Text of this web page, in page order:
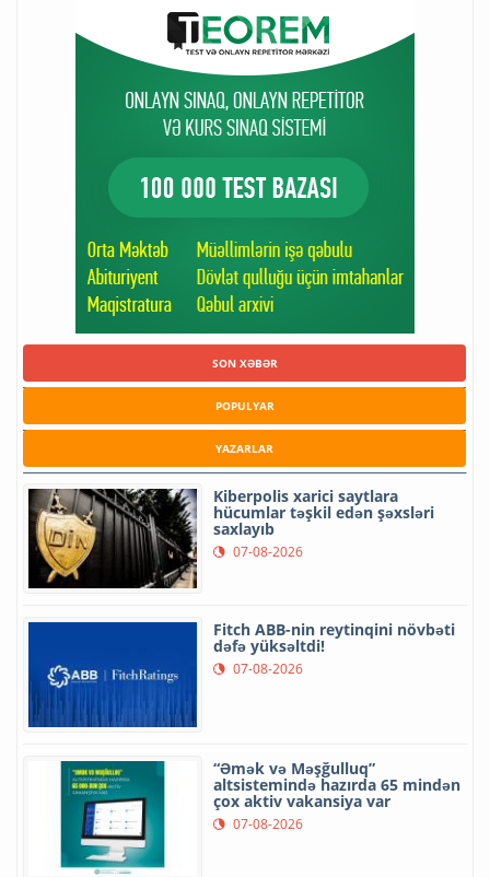
SON XƏBƏR
POPULYAR
YAZARLAR
Kiberpolis xarici saytlara
hücumlar təşkil edən şəxsləri
saxlayıb
07-08-2026
Fitch ABB-nin reytinqini növbəti
dəfə yüksəltdi!
07-08-2026
“Əmək və Məşğulluq”
altsistemində hazırda 65 mindən
çox aktiv vakansiya var
07-08-2026